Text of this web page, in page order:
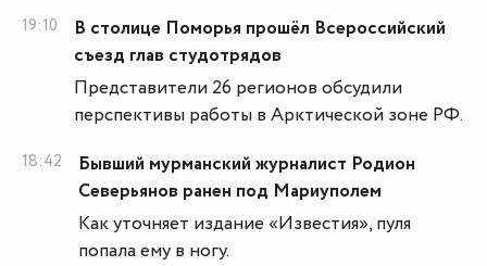
19:10
В столице Поморья прошёл Всероссийский
съезд глав студотрядов
Представители 26 регионов обсудили
перспективы работы в Арктической зоне РФ.
18:42
Бывший мурманский журналист Родион
Северьянов ранен под Мариуполем
Как уточняет издание «Известия», пуля
попала ему в ногу.